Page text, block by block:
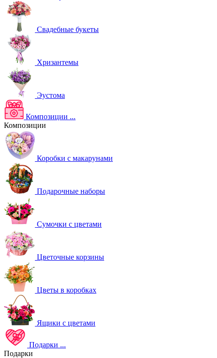
Свадебные букеты
Хризантемы
Эустома
Композиции ...
Композиции
Коробки с макарунами
Подарочные наборы
Сумочки с цветами
Цветочные корзины
Цветы в коробках
Ящики с цветами
Подарки ...
Подарки